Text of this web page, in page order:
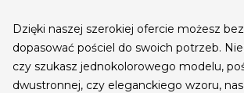
Dzięki naszej szerokiej ofercie możesz
dopasować pościel do swoich potrzeb.
czy szukasz jednokolorowego modelu,
dwustronnej, czy eleganckiego wzoru,